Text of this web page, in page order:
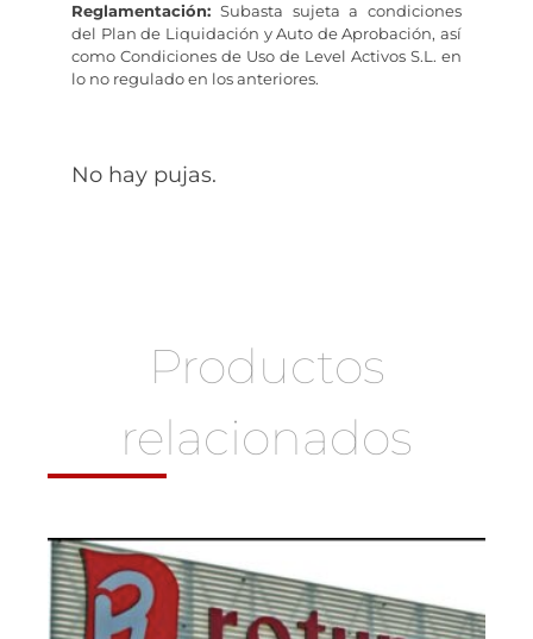
Reglamentación: Subasta sujeta a condiciones
del Plan de Liquidación y Auto de Aprobación, así
como Condiciones de Uso de Level Activos S.L. en
lo no regulado en los anteriores.
No hay pujas.
Productos
relacionados